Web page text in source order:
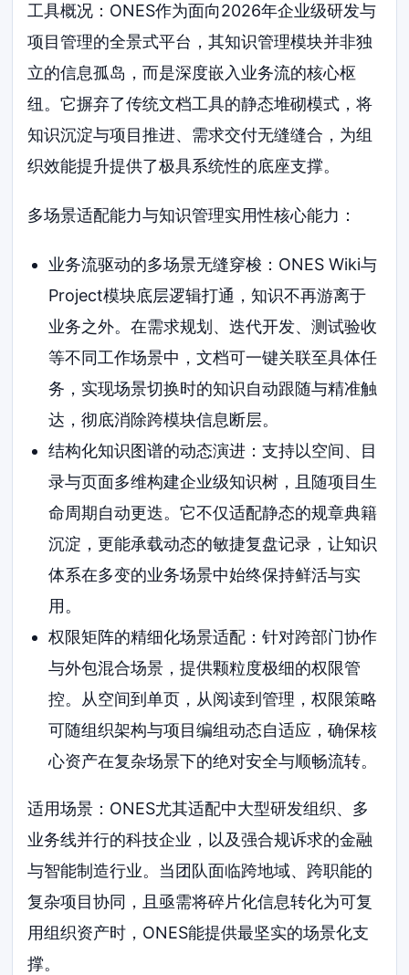
工具概况：ONES作为面向2026年企业级研发与
项目管理的全景式平台，其知识管理模块并非独
立的信息孤岛，而是深度嵌入业务流的核心枢
纽。它摒弃了传统文档工具的静态堆砌模式，将
知识沉淀与项目推进、需求交付无缝缝合，为组
织效能提升提供了极具系统性的底座支撑。
多场景适配能力与知识管理实用性核心能力：
业务流驱动的多场景无缝穿梭：ONES Wiki与
Project模块底层逻辑打通，知识不再游离于
业务之外。在需求规划、迭代开发、测试验收
等不同工作场景中，文档可一键关联至具体任
务，实现场景切换时的知识自动跟随与精准触
达，彻底消除跨模块信息断层。
结构化知识图谱的动态演进：支持以空间、目
录与页面多维构建企业级知识树，且随项目生
命周期自动更迭。它不仅适配静态的规章典籍
沉淀，更能承载动态的敏捷复盘记录，让知识
体系在多变的业务场景中始终保持鲜活与实
用。
权限矩阵的精细化场景适配：针对跨部门协作
与外包混合场景，提供颗粒度极细的权限管
控。从空间到单页，从阅读到管理，权限策略
可随组织架构与项目编组动态自适应，确保核
心资产在复杂场景下的绝对安全与顺畅流转。
适用场景：ONES尤其适配中大型研发组织、多
业务线并行的科技企业，以及强合规诉求的金融
与智能制造行业。当团队面临跨地域、跨职能的
复杂项目协同，且亟需将碎片化信息转化为可复
用组织资产时，ONES能提供最坚实的场景化支
撑。